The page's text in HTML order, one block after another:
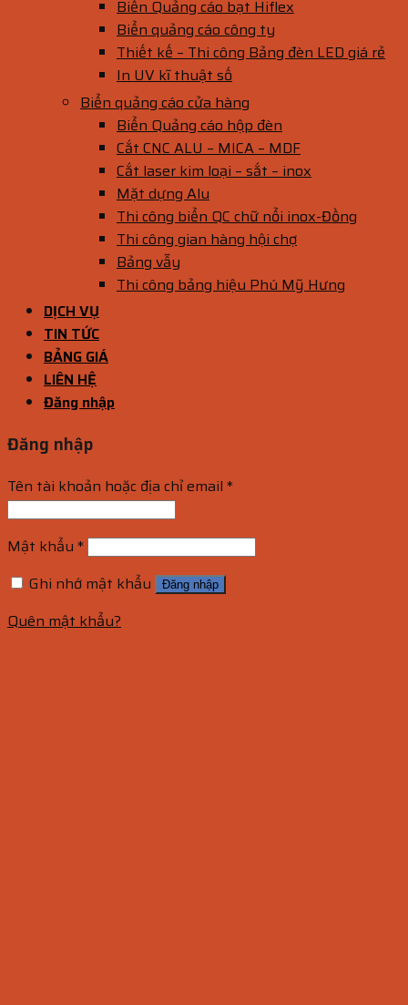
Biển Quảng cáo bạt Hiflex
Biển quảng cáo công ty
Thiết kế – Thi công Bảng đèn LED giá rẻ
In UV kĩ thuật số
Biển quảng cáo cửa hàng
Biển Quảng cáo hộp đèn
Cắt CNC ALU – MICA – MDF
Cắt laser kim loại – sắt – inox
Mặt dựng Alu
Thi công biển QC chữ nổi inox-Đồng
Thi công gian hàng hội chợ
Bảng vẫy
Thi công bảng hiệu Phú Mỹ Hưng
DỊCH VỤ
TIN TỨC
BẢNG GIÁ
LIÊN HỆ
Đăng nhập
Đăng nhập
Tên tài khoản hoặc địa chỉ email *
Mật khẩu *
Ghi nhớ mật khẩu
Đăng nhập
Quên mật khẩu?